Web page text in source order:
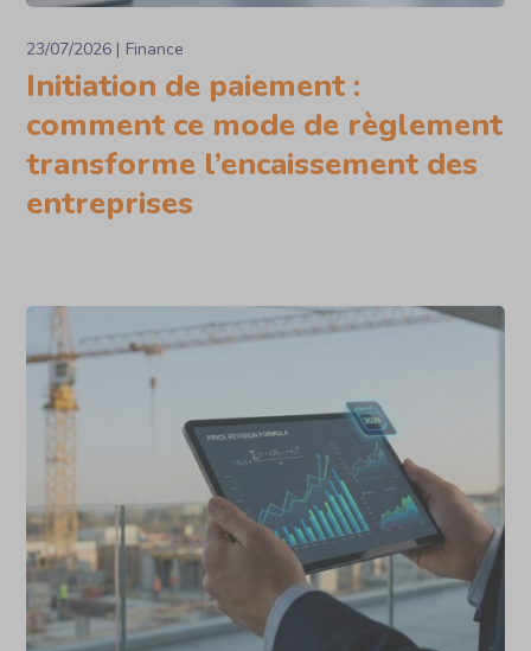
23/07/2026 Finance
Initiation de paiement :
comment ce mode de règlement
transforme l’encaissement des
entreprises